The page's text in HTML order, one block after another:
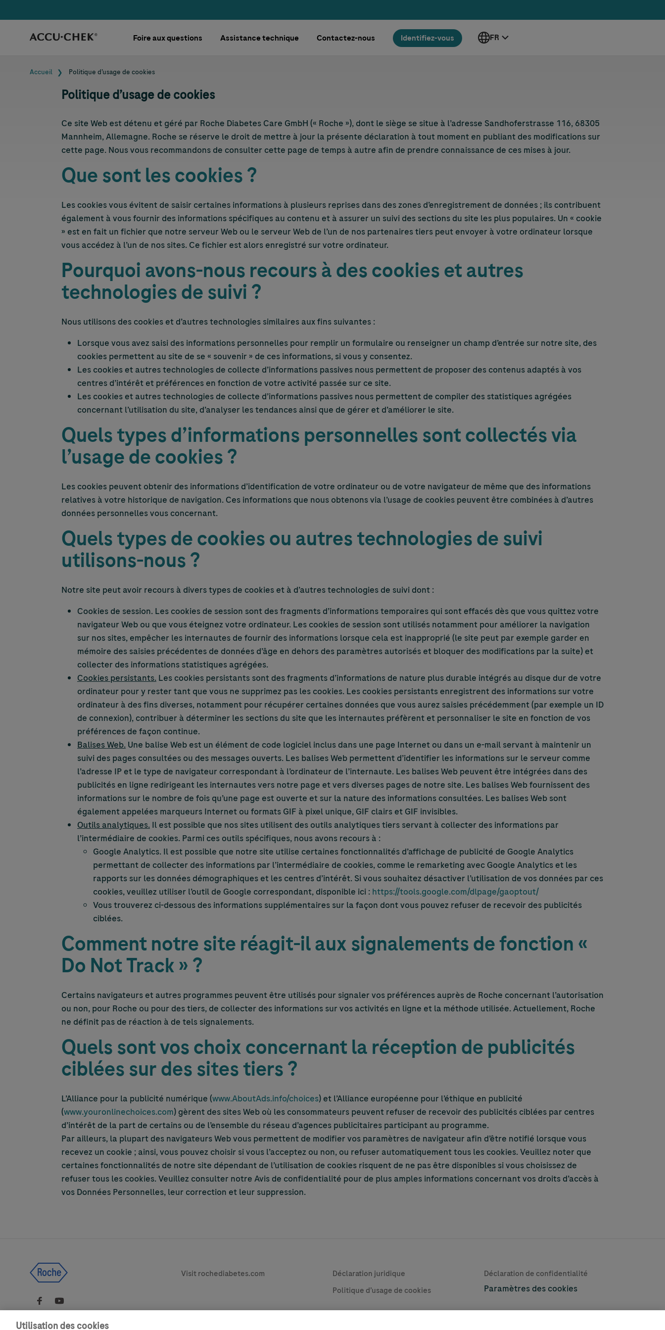
Foire aux questions Assistance technique Contactez-nous Identifiez-vous FR
Fil d'Ariane
Accueil Politique d’usage de cookies
Politique d’usage de cookies
Ce site Web est détenu et géré par Roche Diabetes Care GmbH (« Roche »), dont le siège se situe à l’adresse Sandhoferstrasse 116, 68305
Mannheim, Allemagne. Roche se réserve le droit de mettre à jour la présente déclaration à tout moment en publiant des modifications sur
cette page. Nous vous recommandons de consulter cette page de temps à autre afin de prendre connaissance de ces mises à jour.
Que sont les cookies ?
Les cookies vous évitent de saisir certaines informations à plusieurs reprises dans des zones d’enregistrement de données ; ils contribuent
également à vous fournir des informations spécifiques au contenu et à assurer un suivi des sections du site les plus populaires. Un « cookie
» est en fait un fichier que notre serveur Web ou le serveur Web de l’un de nos partenaires tiers peut envoyer à votre ordinateur lorsque
vous accédez à l’un de nos sites. Ce fichier est alors enregistré sur votre ordinateur.
Pourquoi avons-nous recours à des cookies et autres
technologies de suivi ?
Nous utilisons des cookies et d’autres technologies similaires aux fins suivantes :
Lorsque vous avez saisi des informations personnelles pour remplir un formulaire ou renseigner un champ d’entrée sur notre site, des
cookies permettent au site de se « souvenir » de ces informations, si vous y consentez.
Les cookies et autres technologies de collecte d’informations passives nous permettent de proposer des contenus adaptés à vos
centres d’intérêt et préférences en fonction de votre activité passée sur ce site.
Les cookies et autres technologies de collecte d’informations passives nous permettent de compiler des statistiques agrégées
concernant l’utilisation du site, d’analyser les tendances ainsi que de gérer et d’améliorer le site.
Quels types d’informations personnelles sont collectés via
l’usage de cookies ?
Les cookies peuvent obtenir des informations d’identification de votre ordinateur ou de votre navigateur de même que des informations
relatives à votre historique de navigation. Ces informations que nous obtenons via l’usage de cookies peuvent être combinées à d’autres
données personnelles vous concernant.
Quels types de cookies ou autres technologies de suivi
utilisons-nous ?
Notre site peut avoir recours à divers types de cookies et à d’autres technologies de suivi dont :
Cookies de session. Les cookies de session sont des fragments d’informations temporaires qui sont effacés dès que vous quittez votre
navigateur Web ou que vous éteignez votre ordinateur. Les cookies de session sont utilisés notamment pour améliorer la navigation
sur nos sites, empêcher les internautes de fournir des informations lorsque cela est inapproprié (le site peut par exemple garder en
mémoire des saisies précédentes de données d’âge en dehors des paramètres autorisés et bloquer des modifications par la suite) et
collecter des informations statistiques agrégées.
Cookies persistants. Les cookies persistants sont des fragments d’informations de nature plus durable intégrés au disque dur de votre
ordinateur pour y rester tant que vous ne supprimez pas les cookies. Les cookies persistants enregistrent des informations sur votre
ordinateur à des fins diverses, notamment pour récupérer certaines données que vous aurez saisies précédemment (par exemple un ID
de connexion), contribuer à déterminer les sections du site que les internautes préfèrent et personnaliser le site en fonction de vos
préférences de façon continue.
Balises Web. Une balise Web est un élément de code logiciel inclus dans une page Internet ou dans un e-mail servant à maintenir un
suivi des pages consultées ou des messages ouverts. Les balises Web permettent d’identifier les informations sur le serveur comme
l’adresse IP et le type de navigateur correspondant à l’ordinateur de l’internaute. Les balises Web peuvent être intégrées dans des
publicités en ligne redirigeant les internautes vers notre page et vers diverses pages de notre site. Les balises Web fournissent des
informations sur le nombre de fois qu’une page est ouverte et sur la nature des informations consultées. Les balises Web sont
également appelées marqueurs Internet ou formats GIF à pixel unique, GIF clairs et GIF invisibles.
Outils analytiques. Il est possible que nos sites utilisent des outils analytiques tiers servant à collecter des informations par
l’intermédiaire de cookies. Parmi ces outils spécifiques, nous avons recours à :
Google Analytics. Il est possible que notre site utilise certaines fonctionnalités d’affichage de publicité de Google Analytics
permettant de collecter des informations par l’intermédiaire de cookies, comme le remarketing avec Google Analytics et les
rapports sur les données démographiques et les centres d’intérêt. Si vous souhaitez désactiver l’utilisation de vos données par ces
cookies, veuillez utiliser l’outil de Google correspondant, disponible ici : https://tools.google.com/dlpage/gaoptout/
Vous trouverez ci-dessous des informations supplémentaires sur la façon dont vous pouvez refuser de recevoir des publicités
ciblées.
Comment notre site réagit-il aux signalements de fonction «
Do Not Track » ?
Certains navigateurs et autres programmes peuvent être utilisés pour signaler vos préférences auprès de Roche concernant l’autorisation
ou non, pour Roche ou pour des tiers, de collecter des informations sur vos activités en ligne et la méthode utilisée. Actuellement, Roche
ne définit pas de réaction à de tels signalements.
Quels sont vos choix concernant la réception de publicités
ciblées sur des sites tiers ?
L’Alliance pour la publicité numérique (www.AboutAds.info/choices) et l’Alliance européenne pour l’éthique en publicité
(www.youronlinechoices.com) gèrent des sites Web où les consommateurs peuvent refuser de recevoir des publicités ciblées par centres
d’intérêt de la part de certains ou de l’ensemble du réseau d’agences publicitaires participant au programme.
Par ailleurs, la plupart des navigateurs Web vous permettent de modifier vos paramètres de navigateur afin d’être notifié lorsque vous
recevez un cookie ; ainsi, vous pouvez choisir si vous l’acceptez ou non, ou refuser automatiquement tous les cookies. Veuillez noter que
certaines fonctionnalités de notre site dépendant de l’utilisation de cookies risquent de ne pas être disponibles si vous choisissez de
refuser tous les cookies. Veuillez consulter notre Avis de confidentialité pour de plus amples informations concernant vos droits d’accès à
vos Données Personnelles, leur correction et leur suppression.
Legal & Privacy
Visit rochediabetes.com Contact
Déclaration juridique
Politique d’usage de cookies
Learn More
Déclaration de confidentialité
Paramètres des cookies
Utilisation des cookies